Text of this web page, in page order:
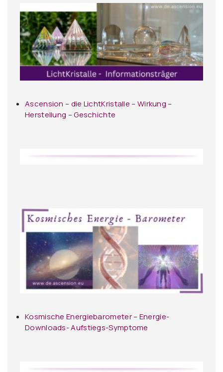
Ascension – die LichtKristalle – Wirkung –
Herstellung – Geschichte
Kosmische Energiebarometer – Energie-
Downloads- Aufstiegs-Symptome